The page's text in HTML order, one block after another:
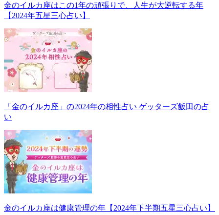
金のイルカ座はこの1年の頑張りで、人生が大逆転する年
【2024年五星三心占い】
「金のイルカ座」の2024年の相性占い ゲッターズ飯田の占
い
金のイルカ座は健康管理の年【2024年下半期五星三心占い】